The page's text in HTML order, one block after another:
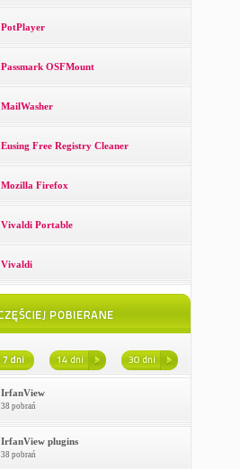
PotPlayer
Passmark OSFMount
MailWasher
Eusing Free Registry Cleaner
Mozilla Firefox
Vivaldi Portable
Vivaldi
IrfanView
38 pobrań
IrfanView plugins
38 pobrań